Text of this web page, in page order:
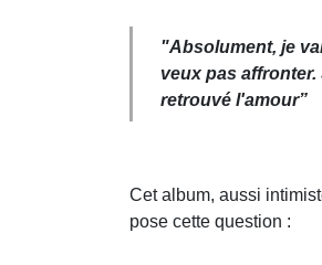
"Absolument, je
veux pas affronter.
retrouvé l'amour”
Cet album, aussi
pose cette question :